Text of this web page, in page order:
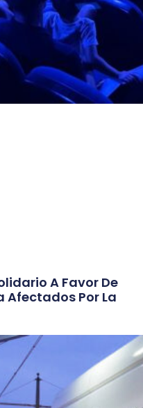
A Favor De
Afectados Por La